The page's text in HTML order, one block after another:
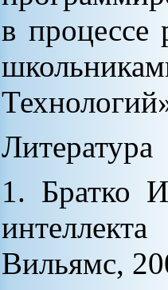
в процессе
Литература
1. Братко
Вильямс,